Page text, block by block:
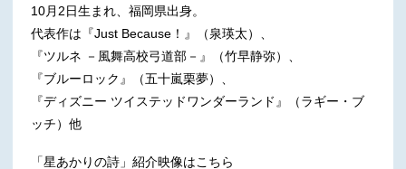
10月2日生まれ、福岡県出身。
代表作は『Just Because！』（泉瑛太）、
『ツルネ －風舞高校弓道部－』（竹早静弥）、
『ブルーロック』（五十嵐栗夢）、
『ディズニー ツイステッドワンダーランド』（ラギー・ブ
ッチ）他
「星あかりの詩」紹介映像はこちら